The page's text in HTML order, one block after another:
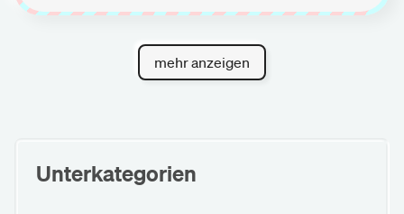
Unterkategorien
mehr anzeigen